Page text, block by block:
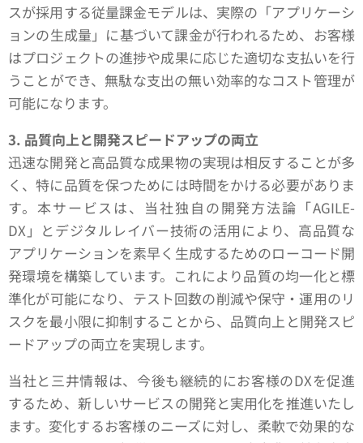
スが採用する従量課金モデルは、実際の「アプリケーシ
ョンの生成量」に基づいて課金が行われるため、お客様
はプロジェクトの進捗や成果に応じた適切な支払いを行
うことができ、無駄な支出の無い効率的なコスト管理が
可能になります。
3. 品質向上と開発スピードアップの両立
迅速な開発と高品質な成果物の実現は相反することが多
く、特に品質を保つためには時間をかける必要がありま
す。本サービスは、当社独自の開発方法論「AGILE-
DX」とデジタルレイバー技術の活用により、高品質な
アプリケーションを素早く生成するためのローコード開
発環境を構築しています。これにより品質の均一化と標
準化が可能になり、テスト回数の削減や保守・運用のリ
スクを最小限に抑制することから、品質向上と開発スピ
ードアップの両立を実現します。
当社と三井情報は、今後も継続的にお客様のDXを促進
するため、新しいサービスの開発と実用化を推進いたし
ます。変化するお客様のニーズに対し、柔軟で効果的な